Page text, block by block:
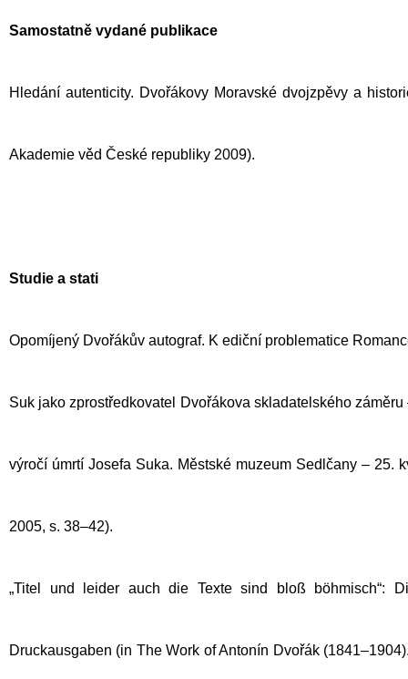
Samostatně vydané publikace
Hledání autenticity. Dvořákovy Moravské dvojzpěvy a
Akademie věd České republiky 2009).
Studie a stati
Opomíjený Dvořákův autograf. K ediční problematice
Suk jako zprostředkovatel Dvořákova skladatelského
výročí úmrtí Josefa Suka. Městské muzeum Sedlčany – 25.
2005, s. 38–42).
„Titel und leider auch die Texte sind bloß böhmisch“:
Druckausgaben (in The Work of Antonín Dvořák